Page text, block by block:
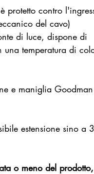
protetto contro
del cavo)
di luce, dispone di
temperatura di
e maniglia Goodman
estensione sino a
o meno del